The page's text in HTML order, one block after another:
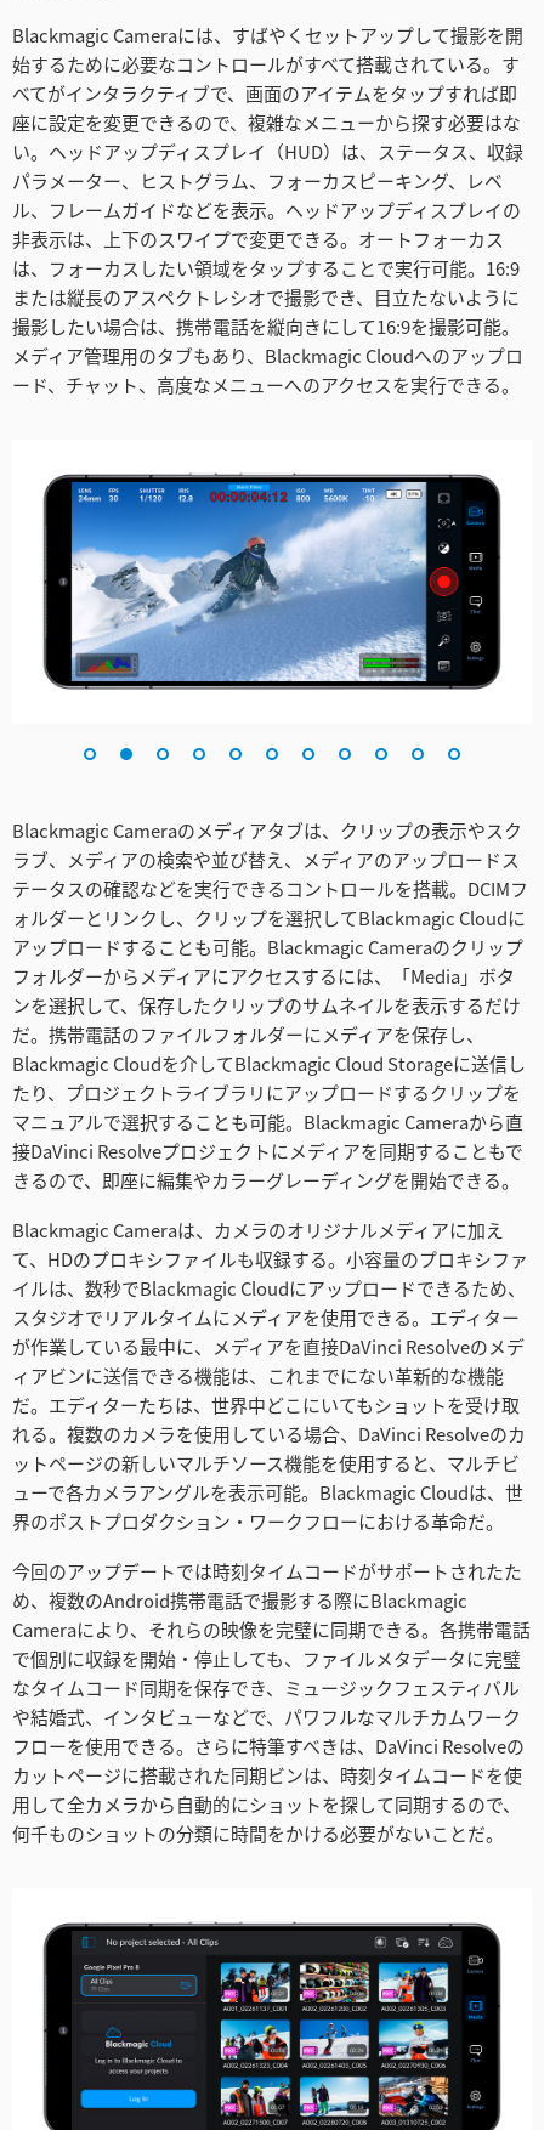
Ukraine
United Kingdom
United States
Blackmagic Cameraには、すばやくセットアップして撮影を開
始するために必要なコントロールがすべて搭載されている。す
べてがインタラクティブで、画面のアイテムをタップすれば即
座に設定を変更できるので、複雑なメニューから探す必要はな
い。ヘッドアップディスプレイ（HUD）は、ステータス、収録
パラメーター、ヒストグラム、フォーカスピーキング、レベ
ル、フレームガイドなどを表示。ヘッドアップディスプレイの
非表示は、上下のスワイプで変更できる。オートフォーカス
は、フォーカスしたい領域をタップすることで実行可能。16:9
または縦長のアスペクトレシオで撮影でき、目立たないように
撮影したい場合は、携帯電話を縦向きにして16:9を撮影可能。
メディア管理用のタブもあり、Blackmagic Cloudへのアップロ
ード、チャット、高度なメニューへのアクセスを実行できる。
Blackmagic Cameraのメディアタブは、クリップの表示やスク
ラブ、メディアの検索や並び替え、メディアのアップロードス
テータスの確認などを実行できるコントロールを搭載。DCIMフ
ォルダーとリンクし、クリップを選択してBlackmagic Cloudに
アップロードすることも可能。Blackmagic Cameraのクリップ
フォルダーからメディアにアクセスするには、「Media」ボタ
ンを選択して、保存したクリップのサムネイルを表示するだけ
だ。携帯電話のファイルフォルダーにメディアを保存し、
Blackmagic Cloudを介してBlackmagic Cloud Storageに送信し
たり、プロジェクトライブラリにアップロードするクリップを
マニュアルで選択することも可能。Blackmagic Cameraから直
接DaVinci Resolveプロジェクトにメディアを同期することもで
きるので、即座に編集やカラーグレーディングを開始できる。
Blackmagic Cameraは、カメラのオリジナルメディアに加え
て、HDのプロキシファイルも収録する。小容量のプロキシファ
イルは、数秒でBlackmagic Cloudにアップロードできるため、
スタジオでリアルタイムにメディアを使用できる。エディター
が作業している最中に、メディアを直接DaVinci Resolveのメデ
ィアビンに送信できる機能は、これまでにない革新的な機能
だ。エディターたちは、世界中どこにいてもショットを受け取
れる。複数のカメラを使用している場合、DaVinci Resolveのカ
ットページの新しいマルチソース機能を使用すると、マルチビ
ューで各カメラアングルを表示可能。Blackmagic Cloudは、世
界のポストプロダクション・ワークフローにおける革命だ。
今回のアップデートでは時刻タイムコードがサポートされたた
め、複数のAndroid携帯電話で撮影する際にBlackmagic
Cameraにより、それらの映像を完璧に同期できる。各携帯電話
で個別に収録を開始・停止しても、ファイルメタデータに完璧
なタイムコード同期を保存でき、ミュージックフェスティバル
や結婚式、インタビューなどで、パワフルなマルチカムワーク
フローを使用できる。さらに特筆すべきは、DaVinci Resolveの
カットページに搭載された同期ビンは、時刻タイムコードを使
用して全カメラから自動的にショットを探して同期するので、
何千ものショットの分類に時間をかける必要がないことだ。